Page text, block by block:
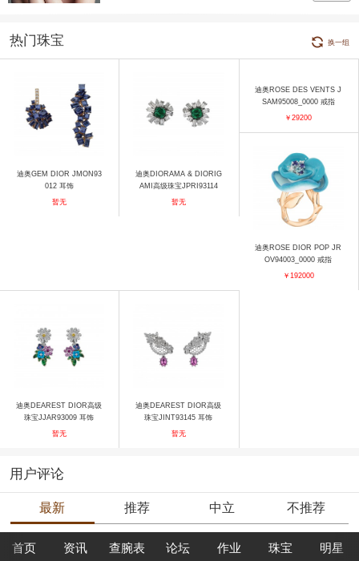
热门珠宝 换一组
迪奥GEM DIOR JMON93
012 耳饰
暂无
迪奥DIORAMA & DIORIG
AMI高级珠宝JPRI93114
耳饰
暂无
迪奥ROSE DES VENTS J
SAM95008_0000 戒指
￥29200
迪奥ROSE DIOR POP JR
OV94003_0000 戒指
￥192000
迪奥DEAREST DIOR高级
珠宝JJAR93009 耳饰
暂无
迪奥DEAREST DIOR高级
珠宝JINT93145 耳饰
暂无
用户评论
最新 推荐 中立 不推荐
首页 资讯 查腕表 论坛 作业 珠宝 明星